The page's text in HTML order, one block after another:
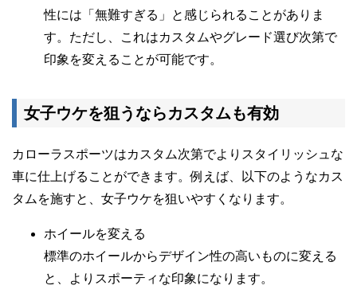
性には「無難すぎる」と感じられることがありま
す。ただし、これはカスタムやグレード選び次第で
印象を変えることが可能です。
女子ウケを狙うならカスタムも有効
カローラスポーツはカスタム次第でよりスタイリッシュな
車に仕上げることができます。例えば、以下のようなカス
タムを施すと、女子ウケを狙いやすくなります。
ホイールを変える
標準のホイールからデザイン性の高いものに変える
と、よりスポーティな印象になります。